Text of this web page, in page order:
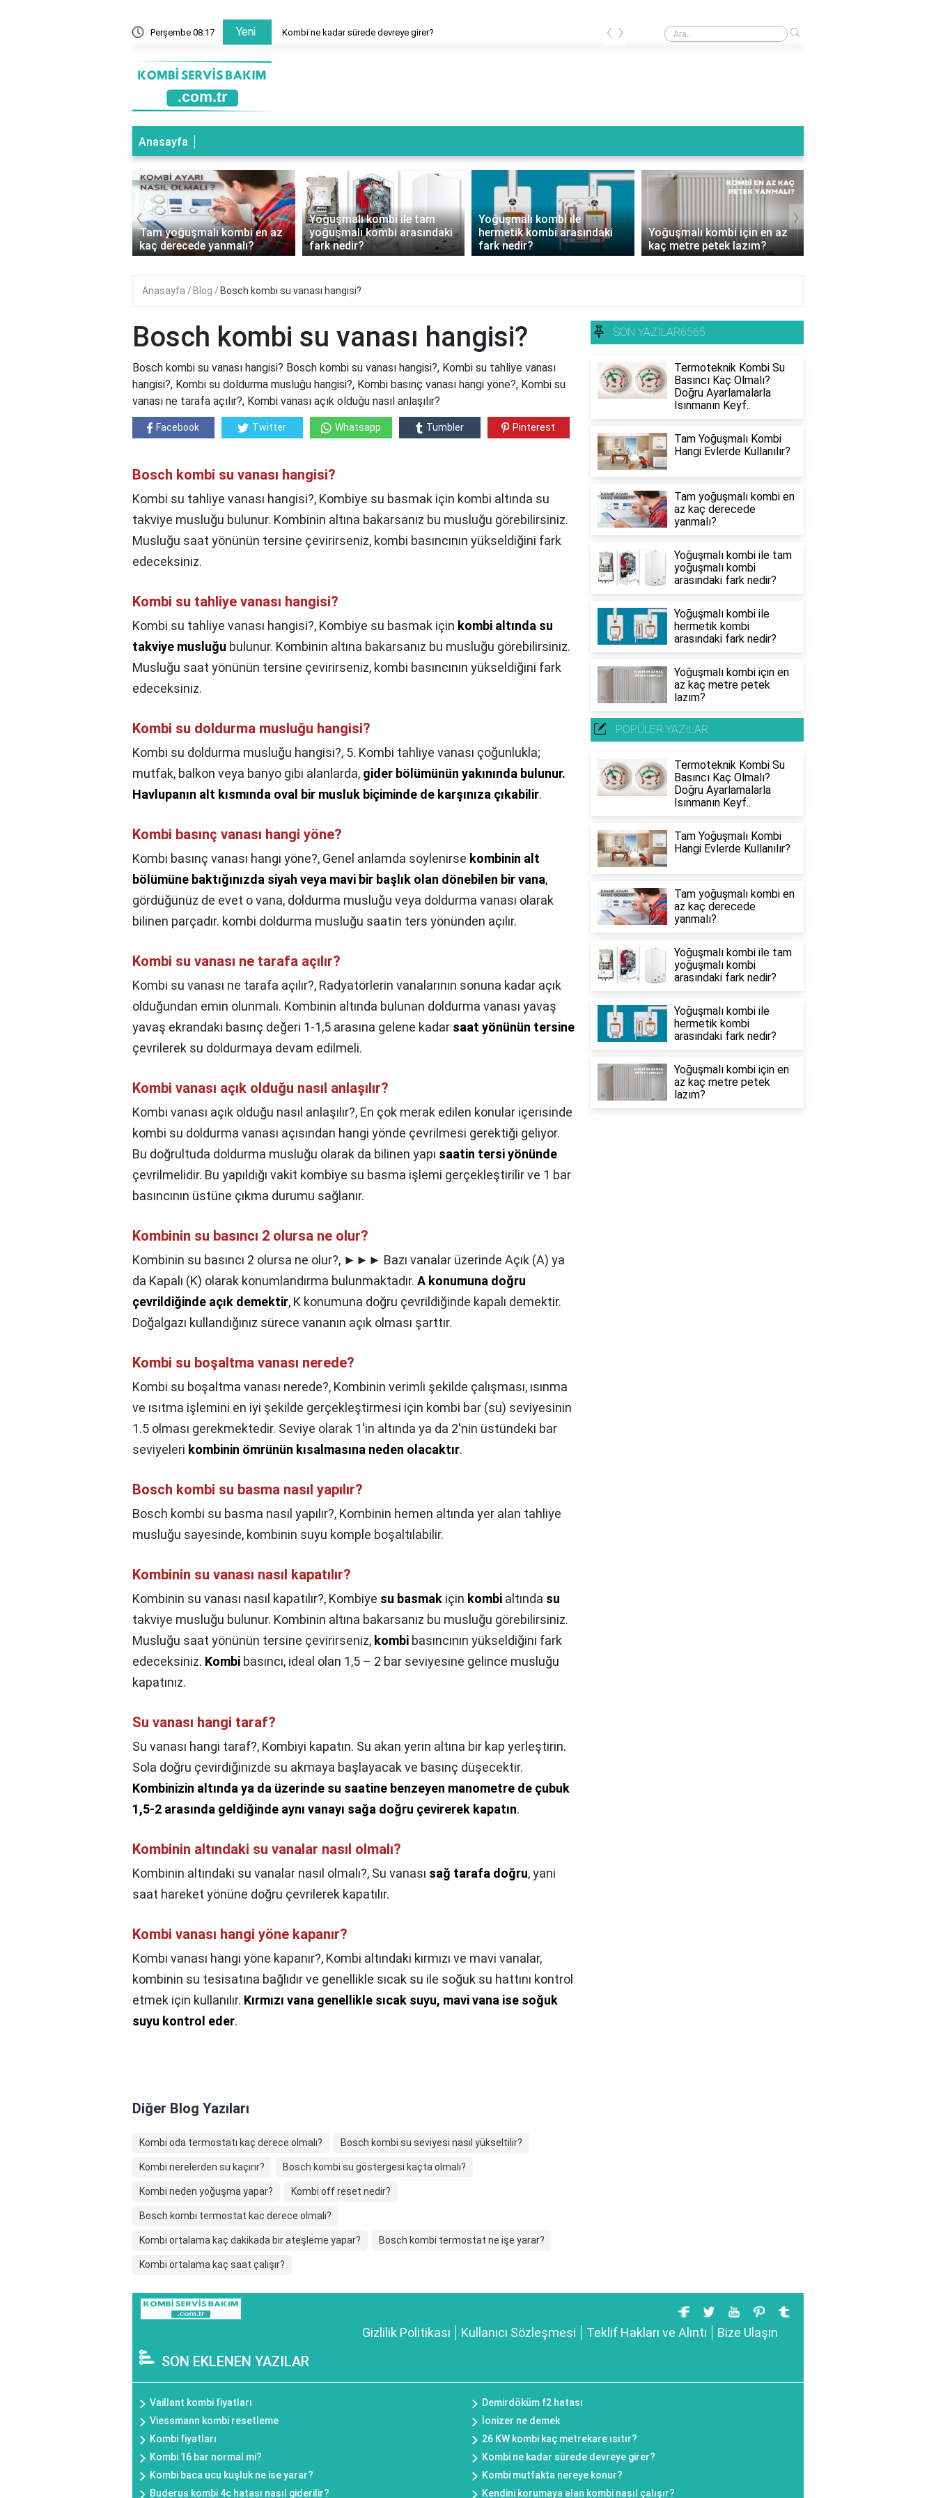
Perşembe 08:17 Yeni Kombi ne kadar sürede devreye girer? Kombi baca ucu kuşluk ne ise yarar?
‹ ›
Anasayfa
Tam yoğuşmalı kombi en az
kaç derecede yanmalı?
Yoğuşmalı kombi ile tam
yoğuşmalı kombi arasındaki
fark nedir?
Yoğuşmalı kombi ile
hermetik kombi arasındaki
fark nedir?
Yoğuşmalı kombi için en az
kaç metre petek lazım?
‹ ›
Anasayfa Blog Bosch kombi su vanası hangisi?
Bosch kombi su vanası hangisi?
Bosch kombi su vanası hangisi? Bosch kombi su vanası hangisi?, Kombi su tahliye vanası
hangisi?, Kombi su doldurma musluğu hangisi?, Kombi basınç vanası hangi yöne?, Kombi su
vanası ne tarafa açılır?, Kombi vanası açık olduğu nasıl anlaşılır?
Facebook Twitter Whatsapp Tumbler Pinterest
Bosch kombi su vanası hangisi?
Kombi su tahliye vanası hangisi?, Kombiye su basmak için kombi altında su
takviye musluğu bulunur. Kombinin altına bakarsanız bu musluğu görebilirsiniz.
Musluğu saat yönünün tersine çevirirseniz, kombi basıncının yükseldiğini fark
edeceksiniz.
Kombi su tahliye vanası hangisi?
Kombi su tahliye vanası hangisi?, Kombiye su basmak için kombi altında su
takviye musluğu bulunur. Kombinin altına bakarsanız bu musluğu görebilirsiniz.
Musluğu saat yönünün tersine çevirirseniz, kombi basıncının yükseldiğini fark
edeceksiniz.
Kombi su doldurma musluğu hangisi?
Kombi su doldurma musluğu hangisi?, 5. Kombi tahliye vanası çoğunlukla;
mutfak, balkon veya banyo gibi alanlarda, gider bölümünün yakınında bulunur.
Havlupanın alt kısmında oval bir musluk biçiminde de karşınıza çıkabilir.
Kombi basınç vanası hangi yöne?
Kombi basınç vanası hangi yöne?, Genel anlamda söylenirse kombinin alt
bölümüne baktığınızda siyah veya mavi bir başlık olan dönebilen bir vana,
gördüğünüz de evet o vana, doldurma musluğu veya doldurma vanası olarak
bilinen parçadır. kombi doldurma musluğu saatin ters yönünden açılır.
Kombi su vanası ne tarafa açılır?
Kombi su vanası ne tarafa açılır?, Radyatörlerin vanalarının sonuna kadar açık
olduğundan emin olunmalı. Kombinin altında bulunan doldurma vanası yavaş
yavaş ekrandaki basınç değeri 1-1,5 arasına gelene kadar saat yönünün tersine
çevrilerek su doldurmaya devam edilmeli.
Kombi vanası açık olduğu nasıl anlaşılır?
Kombi vanası açık olduğu nasıl anlaşılır?, En çok merak edilen konular içerisinde
kombi su doldurma vanası açısından hangi yönde çevrilmesi gerektiği geliyor.
Bu doğrultuda doldurma musluğu olarak da bilinen yapı saatin tersi yönünde
çevrilmelidir. Bu yapıldığı vakit kombiye su basma işlemi gerçekleştirilir ve 1 bar
basıncının üstüne çıkma durumu sağlanır.
Kombinin su basıncı 2 olursa ne olur?
Kombinin su basıncı 2 olursa ne olur?, ►►► Bazı vanalar üzerinde Açık (A) ya
da Kapalı (K) olarak konumlandırma bulunmaktadır. A konumuna doğru
çevrildiğinde açık demektir, K konumuna doğru çevrildiğinde kapalı demektir.
Doğalgazı kullandığınız sürece vananın açık olması şarttır.
Kombi su boşaltma vanası nerede?
Kombi su boşaltma vanası nerede?, Kombinin verimli şekilde çalışması, ısınma
ve ısıtma işlemini en iyi şekilde gerçekleştirmesi için kombi bar (su) seviyesinin
1.5 olması gerekmektedir. Seviye olarak 1'in altında ya da 2'nin üstündeki bar
seviyeleri kombinin ömrünün kısalmasına neden olacaktır.
Bosch kombi su basma nasıl yapılır?
Bosch kombi su basma nasıl yapılır?, Kombinin hemen altında yer alan tahliye
musluğu sayesinde, kombinin suyu komple boşaltılabilir.
Kombinin su vanası nasıl kapatılır?
Kombinin su vanası nasıl kapatılır?, Kombiye su basmak için kombi altında su
takviye musluğu bulunur. Kombinin altına bakarsanız bu musluğu görebilirsiniz.
Musluğu saat yönünün tersine çevirirseniz, kombi basıncının yükseldiğini fark
edeceksiniz. Kombi basıncı, ideal olan 1,5 – 2 bar seviyesine gelince musluğu
kapatınız.
Su vanası hangi taraf?
Su vanası hangi taraf?, Kombiyi kapatın. Su akan yerin altına bir kap yerleştirin.
Sola doğru çevirdiğinizde su akmaya başlayacak ve basınç düşecektir.
Kombinizin altında ya da üzerinde su saatine benzeyen manometre de çubuk
1,5-2 arasında geldiğinde aynı vanayı sağa doğru çevirerek kapatın.
Kombinin altındaki su vanalar nasıl olmalı?
Kombinin altındaki su vanalar nasıl olmalı?, Su vanası sağ tarafa doğru, yani
saat hareket yönüne doğru çevrilerek kapatılır.
Kombi vanası hangi yöne kapanır?
Kombi vanası hangi yöne kapanır?, Kombi altındaki kırmızı ve mavi vanalar,
kombinin su tesisatına bağlıdır ve genellikle sıcak su ile soğuk su hattını kontrol
etmek için kullanılır. Kırmızı vana genellikle sıcak suyu, mavi vana ise soğuk
suyu kontrol eder.
Diğer Blog Yazıları
Kombi oda termostatı kaç derece olmalı? Bosch kombi su seviyesi nasıl yükseltilir?
Kombi nerelerden su kaçırır? Bosch kombi su göstergesi kaçta olmalı?
Kombi neden yoğuşma yapar? Kombi off reset nedir?
Bosch kombi termostat kac derece olmali?
Kombi ortalama kaç dakikada bir ateşleme yapar? Bosch kombi termostat ne işe yarar?
Kombi ortalama kaç saat çalışır?
SON YAZILAR6565
Termoteknik Kombi Su
Basıncı Kaç Olmalı?
Doğru Ayarlamalarla
Isınmanın Keyf..
Tam Yoğuşmalı Kombi
Hangi Evlerde Kullanılır?
Tam yoğuşmalı kombi en
az kaç derecede
yanmalı?
Yoğuşmalı kombi ile tam
yoğuşmalı kombi
arasındaki fark nedir?
Yoğuşmalı kombi ile
hermetik kombi
arasındaki fark nedir?
Yoğuşmalı kombi için en
az kaç metre petek
lazım?
POPÜLER YAZILAR
Termoteknik Kombi Su
Basıncı Kaç Olmalı?
Doğru Ayarlamalarla
Isınmanın Keyf..
Tam Yoğuşmalı Kombi
Hangi Evlerde Kullanılır?
Tam yoğuşmalı kombi en
az kaç derecede
yanmalı?
Yoğuşmalı kombi ile tam
yoğuşmalı kombi
arasındaki fark nedir?
Yoğuşmalı kombi ile
hermetik kombi
arasındaki fark nedir?
Yoğuşmalı kombi için en
az kaç metre petek
lazım?
Gizlilik Politikası Kullanıcı Sözleşmesi Teklif Hakları ve Alıntı Bize Ulaşın
SON EKLENEN YAZILAR
Vaillant kombi fiyatları
Demirdöküm f2 hatası
Viessmann kombi resetleme
İonizer ne demek
Kombi fiyatları
26 KW kombi kaç metrekare ısıtır?
Kombi 16 bar normal mi?
Kombi ne kadar sürede devreye girer?
Kombi baca ucu kuşluk ne ise yarar?
Kombi mutfakta nereye konur?
Buderus kombi 4c hatası nasıl giderilir?
Kendini korumaya alan kombi nasıl çalışır?